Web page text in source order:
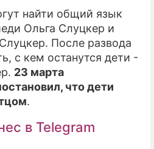
найти общий язык
Ольга Слуцкер и
После развода
с кем останутся дети -
23 марта
что дети
.
в Telegram